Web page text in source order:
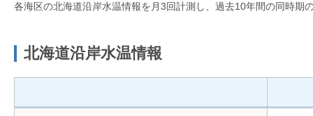
各海区の北海道沿岸水温情報を月3回計測し、過去10年間の同時期
北海道沿岸水温情報